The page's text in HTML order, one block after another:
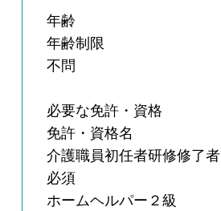
年齢
年齢制限
不問
必要な免許・資格
免許・資格名
介護職員初任者研修修了者
必須
ホームヘルパー２級